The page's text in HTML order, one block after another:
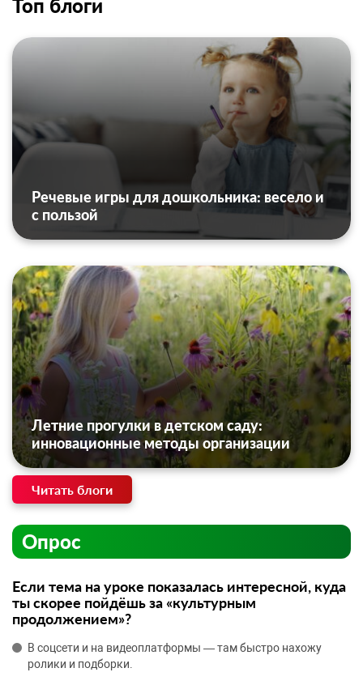
Топ блоги
Речевые игры для дошкольника: весело и
с пользой
Летние прогулки в детском саду:
инновационные методы организации
Читать блоги
Опрос
Если тема на уроке показалась интересной, куда
ты скорее пойдёшь за «культурным
продолжением»?
В соцсети и на видеоплатформы — там быстро нахожу
ролики и подборки.